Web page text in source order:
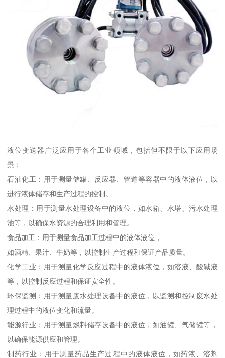
液位变送器广泛应用于各个工业领域，包括但不限于以下应用场
景：
石油化工：用于测量储罐、反应器、管道等容器中的液体液位，以
进行液体储存和生产过程的控制。
水处理：用于测量水处理设备中的液位，如水箱、水塔、污水处理
池等，以确保水资源的合理利用和管理。
食品加工：用于测量食品加工过程中的液体液位，
如酒精、果汁、牛奶等，以控制生产过程和保证产品质量。
化学工业：用于测量化学反应过程中的液体液位，如溶液、酸碱液
等，以控制反应过程和保证安全性。
环保监测：用于测量废水处理设备中的液位，以监测和控制废水处
理过程中的液位变化和流量。
能源行业：用于测量燃料储存设备中的液位，如油罐、气储罐等，
以确保能源供应和管理。
制药行业：用于测量药品生产过程中的液体液位，如药液、溶剂